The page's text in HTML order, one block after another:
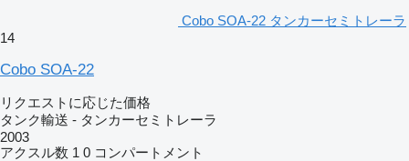
Cobo SOA-22 タンカーセミトレーラ
14
Cobo SOA-22
リクエストに応じた価格
タンク輸送 - タンカーセミトレーラ
2003
アクスル数 1 0 コンパートメント